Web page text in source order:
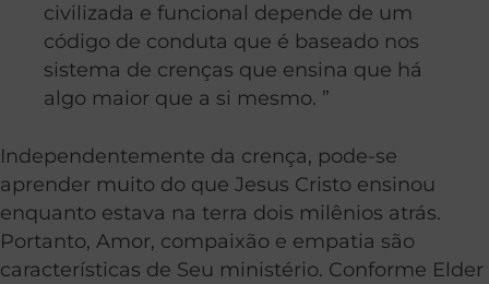
civilizada e funcional depende de um
código de conduta que é baseado nos
sistema de crenças que ensina que há
algo maior que a si mesmo. ”
Independentemente da crença, pode-se
aprender muito do que Jesus Cristo ensinou
enquanto estava na terra dois milênios atrás.
Portanto, Amor, compaixão e empatia são
características de Seu ministério. Conforme Elder